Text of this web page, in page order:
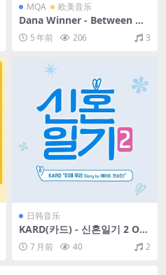
MQA 欧美音乐
Dana Winner - Between No
w And Tomorrow（2009/FL
AC/分轨/306M）(MQA/16bi
t/44.1kHz)
5 年前 206 3
日韩音乐
KARD(카드) - 신혼일기 2 OST
（2017/FLAC/EP分轨/90.8
M）7 月前 40 2